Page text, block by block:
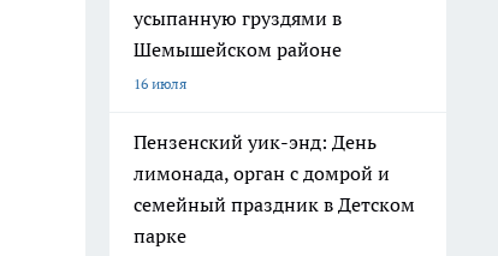
усыпанную груздями в
Шемышейском районе
16 июля
Пензенский уик-энд: День
лимонада, орган с домрой и
семейный праздник в Детском
парке